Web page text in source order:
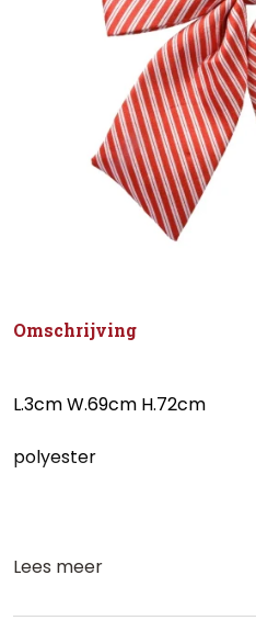
Omschrijving
L.3cm W.69cm H.72cm
polyester
Lees meer